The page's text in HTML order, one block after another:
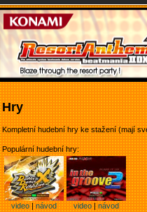
Hry
Kompletní hudební hry ke stažení (mají
Populární hudební hry:
video|návod video|návod